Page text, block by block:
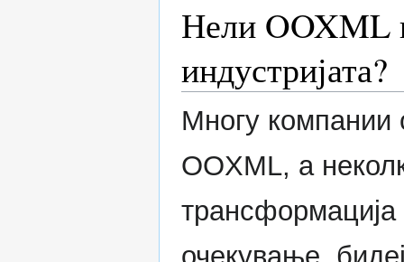
Нели OOXML
индустријата?
Многу компании
OOXML, а